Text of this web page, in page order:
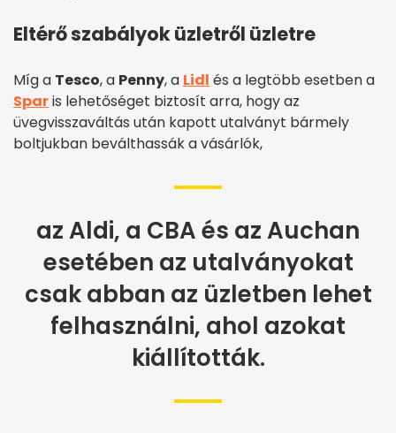
Eltérő szabályok üzletről üzletre
Míg a Tesco, a Penny, a Lidl és a legtöbb esetben a
Sparis lehetőséget biztosít arra, hogy az
üvegvisszaváltás után kapott utalványt bármely
boltjukban beválthassák a vásárlók,
az Aldi, a CBA és az Auchan
esetében az utalványokat
csak abban az üzletben lehet
felhasználni, ahol azokat
kiállították.